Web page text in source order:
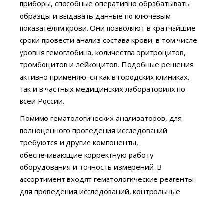
приборы, способные оперативно обрабатывать
образцы и выдавать данные по ключевым
показателям крови. Они позволяют в кратчайшие
сроки провести анализ состава крови, в том числе
уровня гемоглобина, количества эритроцитов,
тромбоцитов и лейкоцитов. Подобные решения
активно применяются как в городских клиниках,
так и в частных медицинских лабораториях по
всей России.
Помимо гематологических анализаторов, для
полноценного проведения исследований
требуются и другие компоненты,
обеспечивающие корректную работу
оборудования и точность измерений. В
ассортимент входят гематологические реагенты
для проведения исследований, контрольные